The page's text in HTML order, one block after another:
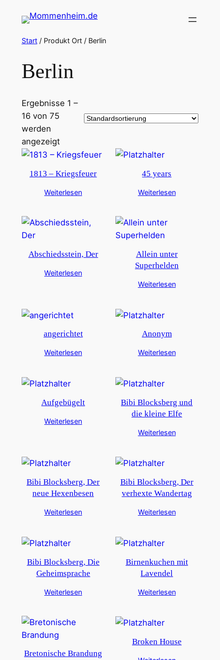
Inhalt
springen
Start/ Produkt Ort / Berlin
Berlin
Ergebnisse 1 –
16 von 75
werden
angezeigt
1813 – Kriegsfeuer
Weiterlesen
45 years
Weiterlesen
Abschiedsstein, Der
Weiterlesen
Allein unter
Superhelden
Weiterlesen
angerichtet
Weiterlesen
Anonym
Weiterlesen
Aufgebügelt
Weiterlesen
Bibi Blocksberg und
die kleine Elfe
Weiterlesen
Bibi Blocksberg, Der
neue Hexenbesen
Weiterlesen
Bibi Blocksberg, Der
verhexte Wandertag
Weiterlesen
Bibi Blocksberg, Die
Geheimsprache
Weiterlesen
Birnenkuchen mit
Lavendel
Weiterlesen
Bretonische Brandung
Broken House